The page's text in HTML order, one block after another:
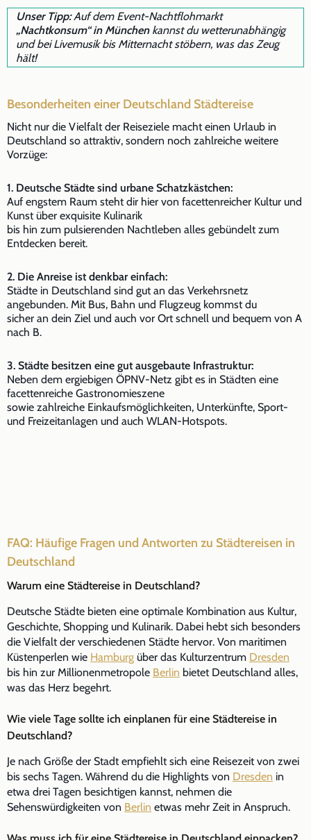
Unser Tipp:Auf dem Event-Nachtflohmarkt
„Nachtkonsum“ in Münchenkannst du wetterunabhängig
und bei Livemusik bis Mitternacht stöbern, was das Zeug
hält!
Besonderheiten einer Deutschland Städtereise
Nicht nur die Vielfalt der Reiseziele macht einen Urlaub in
Deutschland so attraktiv, sondern noch zahlreiche weitere
Vorzüge:
1. Deutsche Städte sind urbane Schatzkästchen:
Auf engstem Raum steht dir hier von facettenreicher Kultur und
Kunst über exquisite Kulinarik
bis hin zum pulsierenden Nachtleben alles gebündelt zum
Entdecken bereit.
2. Die Anreise ist denkbar einfach:
Städte in Deutschland sind gut an das Verkehrsnetz
angebunden. Mit Bus, Bahn und Flugzeug kommst du
sicher an dein Ziel und auch vor Ort schnell und bequem von A
nach B.
3. Städte besitzen eine gut ausgebaute Infrastruktur:
Neben dem ergiebigen ÖPNV-Netz gibt es in Städten eine
facettenreiche Gastronomieszene
sowie zahlreiche Einkaufsmöglichkeiten, Unterkünfte, Sport-
und Freizeitanlagen und auch WLAN-Hotspots.
FAQ: Häufige Fragen und Antworten zu Städtereisen in
Deutschland
Warum eine Städtereise in Deutschland?
Deutsche Städte bieten eine optimale Kombination aus Kultur,
Geschichte, Shopping und Kulinarik. Dabei hebt sich besonders
die Vielfalt der verschiedenen Städte hervor. Von maritimen
Küstenperlen wie Hamburg über das Kulturzentrum Dresden
bis hin zur Millionenmetropole Berlin bietet Deutschland alles,
was das Herz begehrt.
Wie viele Tage sollte ich einplanen für eine Städtereise in
Deutschland?
Je nach Größe der Stadt empfiehlt sich eine Reisezeit von zwei
bis sechs Tagen. Während du die Highlights von Dresden in
etwa drei Tagen besichtigen kannst, nehmen die
Sehenswürdigkeiten von Berlin etwas mehr Zeit in Anspruch.